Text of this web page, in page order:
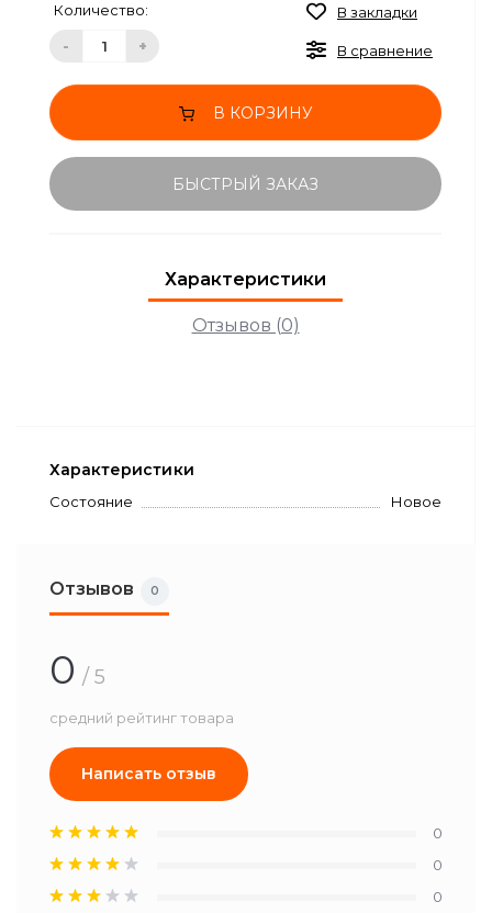
Количество:
- +
В закладки
В сравнение
В КОРЗИНУ
БЫСТРЫЙ ЗАКАЗ
Характеристики
Отзывов (0)
Характеристики
Состояние Новое
Отзывов 0
0 / 5
средний рейтинг товара
Написать отзыв
0
0
0